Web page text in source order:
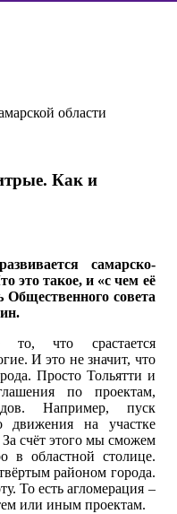
области
Как и
самарско-
это такое, и «с чем её
Общественного совета
что срастается
И это не значит, что
Просто Тольятти и
по проектам,
Например, пуск
движения на участке
счёт этого мы сможем
в областной столице.
районом города.
То есть агломерация –
или иным проектам.